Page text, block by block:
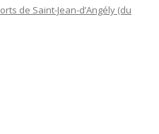
de Saint-Jean-d’Angély (du